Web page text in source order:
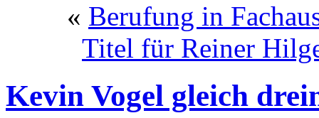
« Berufung in
Titel für Reiner
Kevin Vogel gleich